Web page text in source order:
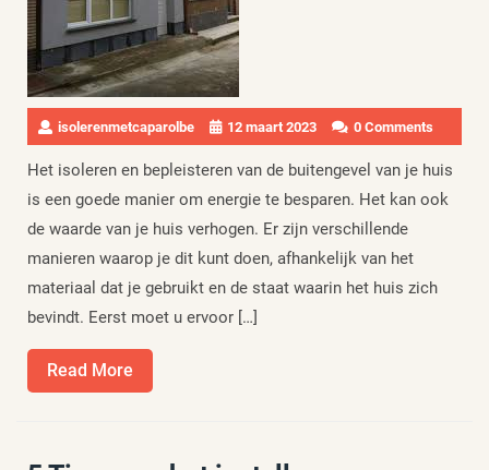
isolerenmetcaparolbe 12 maart 2023 0 Comments
Het isoleren en bepleisteren van de buitengevel van je huis
is een goede manier om energie te besparen. Het kan ook
de waarde van je huis verhogen. Er zijn verschillende
manieren waarop je dit kunt doen, afhankelijk van het
materiaal dat je gebruikt en de staat waarin het huis zich
bevindt. Eerst moet u ervoor […]
Read More
More